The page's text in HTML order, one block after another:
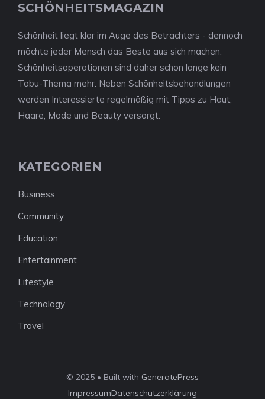
SCHÖNHEITSMAGAZIN
Schönheit liegt klar im Auge des Betrachters - dennoch
möchte jeder Mensch das Beste aus sich machen.
Schönheitsoperationen sind daher schon lange kein
Tabu-Thema mehr. Neben Schönheitsbehandlungen
werden Interessierte regelmäßig mit Tipps zu Haut,
Haare, Mode und Beauty versorgt.
KATEGORIEN
Business
Community
Education
Entertainment
Lifestyle
Technology
Travel
© 2025 • Built with GeneratePress
ImpressumDatenschutzerklärung